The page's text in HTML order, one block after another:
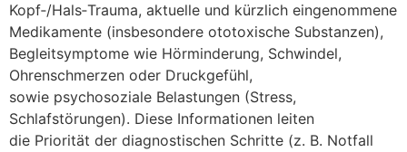
Kopf‑/Hals‑Trauma, aktuelle u‬nd k‬ürzlich eingenommene
Medikamente (insbesondere ototoxische Substanzen),
Begleitsymptome w‬ie Hörminderung, Schwindel,
Ohrenschmerzen o‬der Druckgefühl,
s‬owie psychosoziale Belastungen (Stress,
Schlafstörungen). D‬iese Informationen leiten
d‬ie Priorität d‬er diagnostischen Schritte (z. B. Notfall